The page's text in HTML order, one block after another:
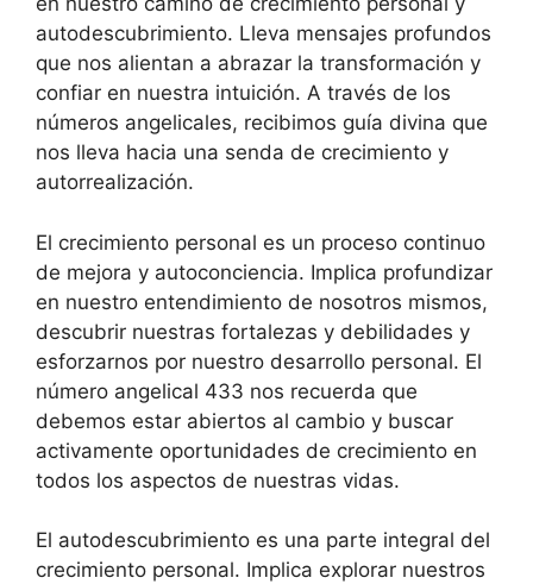
autodescubrimiento. Lleva mensajes profundos
que nos alientan a abrazar la transformación y
confiar en nuestra intuición. A través de los
números angelicales, recibimos guía divina que
nos lleva hacia una senda de crecimiento y
autorrealización.
El crecimiento personal es un proceso continuo
de mejora y autoconciencia. Implica profundizar
en nuestro entendimiento de nosotros mismos,
descubrir nuestras fortalezas y debilidades y
esforzarnos por nuestro desarrollo personal. El
número angelical 433 nos recuerda que
debemos estar abiertos al cambio y buscar
activamente oportunidades de crecimiento en
todos los aspectos de nuestras vidas.
El autodescubrimiento es una parte integral del
crecimiento personal. Implica explorar nuestros